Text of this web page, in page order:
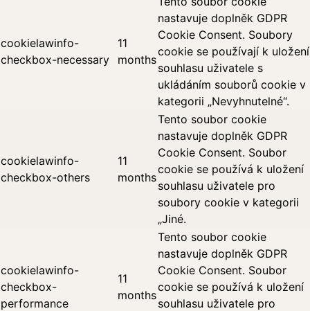
cookielawinfo-
checkbox-necessary
11
months
nastavuje doplněk GDPR
Cookie Consent. Soubory
cookie se používají k uložení
souhlasu uživatele s
ukládáním souborů cookie v
kategorii „Nevyhnutelné“.
cookielawinfo-
checkbox-others
11
months
Tento soubor cookie
nastavuje doplněk GDPR
Cookie Consent. Soubor
cookie se používá k uložení
souhlasu uživatele pro
soubory cookie v kategorii
„Jiné.
cookielawinfo-
checkbox-
performance
11
months
Tento soubor cookie
nastavuje doplněk GDPR
Cookie Consent. Soubor
cookie se používá k uložení
souhlasu uživatele pro